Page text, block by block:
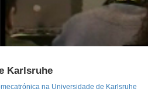
Karlsruhe
na Universidade de Karlsruhe